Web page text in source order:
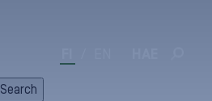
Search